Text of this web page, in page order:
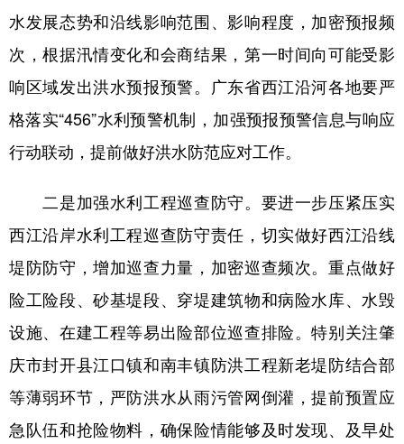
English Español Français عربى
Deutsch Português
水发展态势和沿线影响范围、影响程度，加密预报频
次，根据汛情变化和会商结果，第一时间向可能受影
响区域发出洪水预报预警。广东省西江沿河各地要严
格落实“456”水利预警机制，加强预报预警信息与响应
行动联动，提前做好洪水防范应对工作。
二是加强水利工程巡查防守。要进一步压紧压实
西江沿岸水利工程巡查防守责任，切实做好西江沿线
堤防防守，增加巡查力量，加密巡查频次。重点做好
险工险段、砂基堤段、穿堤建筑物和病险水库、水毁
设施、在建工程等易出险部位巡查排险。特别关注肇
庆市封开县江口镇和南丰镇防洪工程新老堤防结合部
等薄弱环节，严防洪水从雨污管网倒灌，提前预置应
急队伍和抢险物料，确保险情能够及时发现、及早处